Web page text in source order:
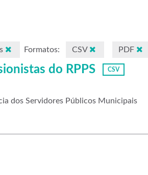
Formatos: CSV PDF
do RPPS CSV
dos Servidores Públicos Municipais